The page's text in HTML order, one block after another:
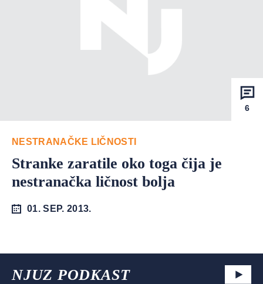
6
NESTRANAČKE LIČNOSTI
Stranke zaratile oko toga čija je
nestranačka ličnost bolja
01. SEP. 2013.
NJUZ PODKAST